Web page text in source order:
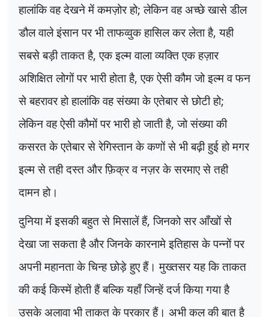
हालांकि वह देखने में कमज़ोर हो;लेकिन वह अच्छे खासे डील
डौल वाले इंसान पर भी ताफव्वुक हासिल कर लेता है,यही
सबसे बड़ी ताकत है,एक इल्म वाला व्यक्ति एक हज़ार
अशिक्षित लोगों पर भारी होता है,एक ऐसी कौम जो इल्म व फन
से बहरावर हो हालांकि वह संख्या के एतेबार से छोटी हो;
लेकिन वह ऐसी कौमों पर भारी हो जाती है,जो संख्या की
कसरत के एतेबार से रेगिस्तान के कणों से भी बढ़ी हुई हो मगर
इल्म से तही दस्त और फ़िक्र व नज़र के सरमाए से तही
दामन हो।
दुनिया में इसकी बहुत से मिसालें हैं,जिनको सर आँखों से
देखा जा सकता है और जिनके कारनामे इतिहास के पन्नों पर
अपनी महानता के चिन्ह छोड़े हुए हैं। मुख्तसर यह कि ताकत
की कई किस्में होती हैं बल्कि यहाँ जिन्हें दर्ज किया गया है
उसके अलावा भी ताकत के प्रकार हैं। अभी कल की बात है